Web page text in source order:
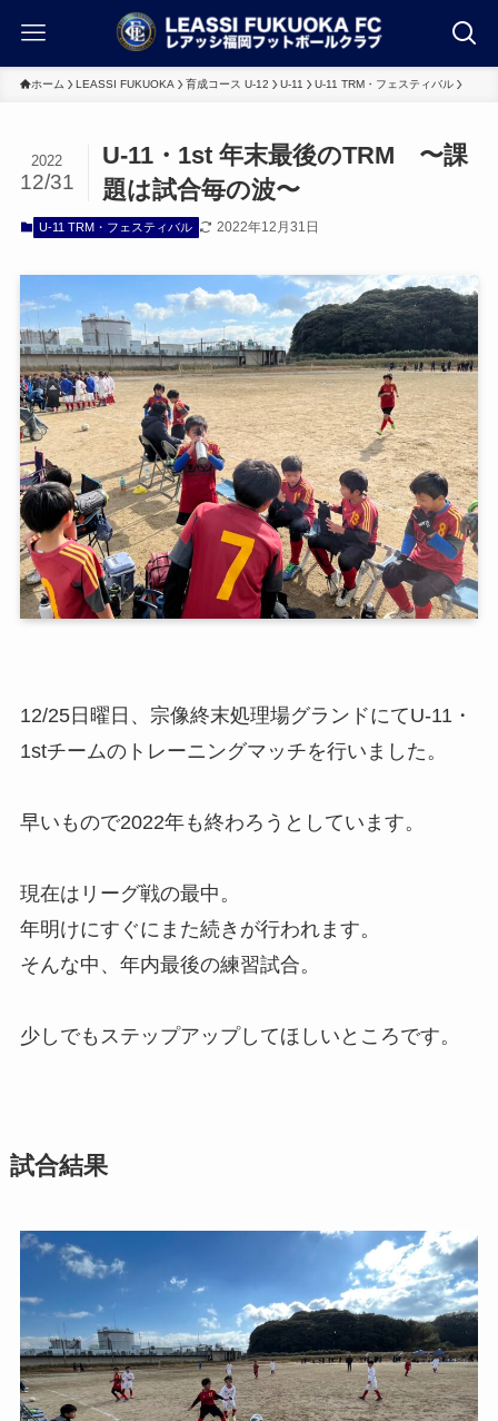
ホーム LEASSI FUKUOKA 育成コース U-12 U-11 U-11 TRM・フェスティバル
U-11・1st 年末最後のTRM 〜課
題は試合毎の波〜
2022
12/31
U-11 TRM・フェスティバル 2022年12月31日
12/25日曜日、宗像終末処理場グランドにてU-11・
1stチームのトレーニングマッチを行いました。
早いもので2022年も終わろうとしています。
現在はリーグ戦の最中。
年明けにすぐにまた続きが行われます。
そんな中、年内最後の練習試合。
少しでもステップアップしてほしいところです。
試合結果